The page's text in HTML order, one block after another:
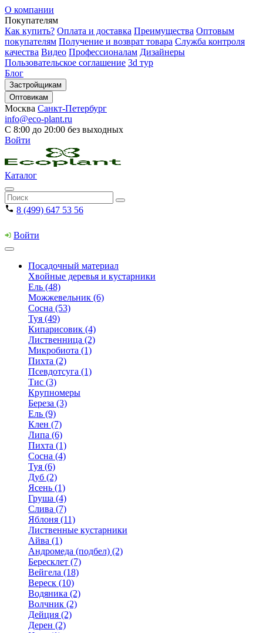
О компании
Покупателям
Как купить? Оплата и доставка Преимущества Оптовым
покупателям Получение и возврат товара Служба контроля
качества Видео Профессионалам Дизайнеры
Пользовательское соглашение 3d тур
Блог
Застройщикам
Оптовикам
Москва Санкт-Петербург
info@eco-plant.ru
С 8:00 до 20:00 без выходных
Войти
Каталог
8 (499) 647 53 56
Войти
Посадочный материал
Хвойные деревья и кустарники
Ель (48)
Можжевельник (6)
Сосна (53)
Туя (49)
Кипарисовик (4)
Лиственница (2)
Микробиота (1)
Пихта (2)
Псевдотсуга (1)
Тис (3)
Крупномеры
Береза (3)
Ель (9)
Клен (7)
Липа (6)
Пихта (1)
Сосна (4)
Туя (6)
Дуб (2)
Ясень (1)
Груша (4)
Слива (7)
Яблоня (11)
Лиственные кустарники
Айва (1)
Андромеда (подбел) (2)
Бересклет (7)
Вейгела (18)
Вереск (10)
Водяника (2)
Волчник (2)
Дейция (2)
Дерен (2)